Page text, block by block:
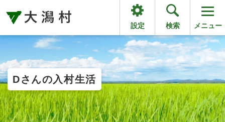
設定 検索 メニュー
Dさんの入村生活